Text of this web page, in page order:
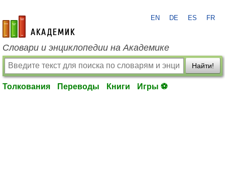
academic.ru
EN DE ES FR
Словари и энциклопедии на Академике
Найти!
Толкования Переводы Книги Игры ⚽